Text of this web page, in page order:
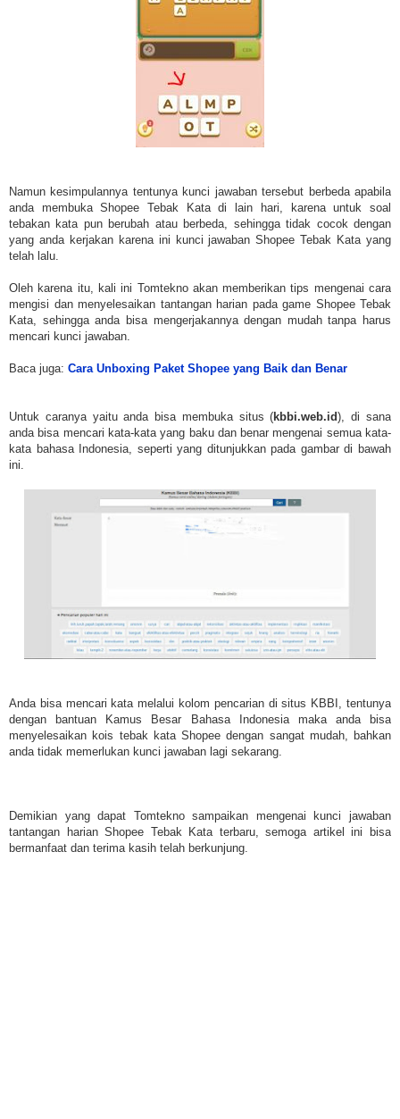
Namun kesimpulannya tentunya kunci jawaban tersebut berbeda apabila
anda membuka Shopee Tebak Kata di lain hari, karena untuk soal
tebakan kata pun berubah atau berbeda, sehingga tidak cocok dengan
yang anda kerjakan karena ini kunci jawaban Shopee Tebak Kata yang
telah lalu.
Oleh karena itu, kali ini Tomtekno akan memberikan tips mengenai cara
mengisi dan menyelesaikan tantangan harian pada game Shopee Tebak
Kata, sehingga anda bisa mengerjakannya dengan mudah tanpa harus
mencari kunci jawaban.
Baca juga: Cara Unboxing Paket Shopee yang Baik dan Benar
Untuk caranya yaitu anda bisa membuka situs (kbbi.web.id), di sana
anda bisa mencari kata-kata yang baku dan benar mengenai semua kata-
kata bahasa Indonesia, seperti yang ditunjukkan pada gambar di bawah
ini.
Anda bisa mencari kata melalui kolom pencarian di situs KBBI, tentunya
dengan bantuan Kamus Besar Bahasa Indonesia maka anda bisa
menyelesaikan kois tebak kata Shopee dengan sangat mudah, bahkan
anda tidak memerlukan kunci jawaban lagi sekarang.
Demikian yang dapat Tomtekno sampaikan mengenai kunci jawaban
tantangan harian Shopee Tebak Kata terbaru, semoga artikel ini bisa
bermanfaat dan terima kasih telah berkunjung.